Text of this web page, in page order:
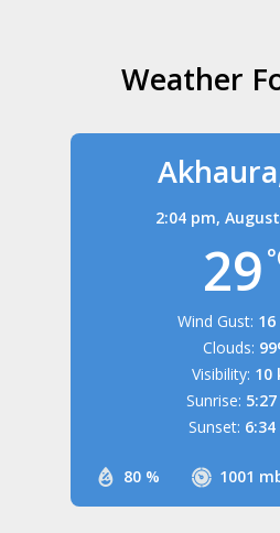
Weather
2:04 pm,
29
80 % 1001
Wind Gust:
Clouds:
Visibility: 10
Sunrise:
Sunset: